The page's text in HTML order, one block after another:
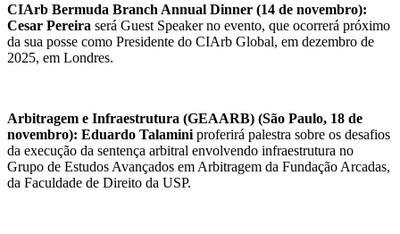
CIArb Bermuda Branch Annual Dinner (14 de novembro):
Cesar Pereira será Guest Speaker no evento, que ocorrerá próximo
da sua posse como Presidente do CIArb Global, em dezembro de
2025, em Londres.
Arbitragem e Infraestrutura (GEAARB) (São Paulo, 18 de
novembro): Eduardo Talamini proferirá palestra sobre os desafios
da execução da sentença arbitral envolvendo infraestrutura no
Grupo de Estudos Avançados em Arbitragem da Fundação Arcadas,
da Faculdade de Direito da USP.